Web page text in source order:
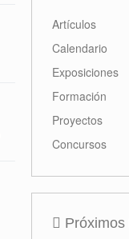
Artículos
Calendario
Exposiciones
Formación
Proyectos
Concursos